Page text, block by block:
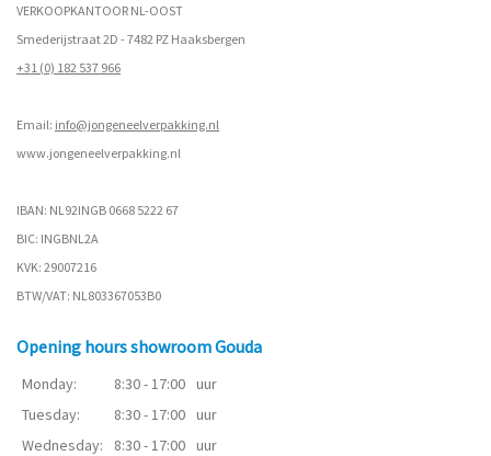
VERKOOPKANTOOR NL-OOST
Smederijstraat 2D - 7482 PZ Haaksbergen
+31 (0) 182 537 966
Email: info@jongeneelverpakking.nl
www.jongeneelverpakking.nl
IBAN: NL92INGB 0668 5222 67
BIC: INGBNL2A
KVK: 29007216
BTW/VAT: NL803367053B0
Opening hours showroom Gouda
Monday: 8:30 - 17:00 uur
Tuesday:
8:30 - 17:00 uur
Wednesday:
8:30 - 17:00 uur